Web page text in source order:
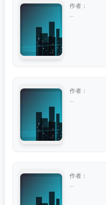
作者：
作者：
作者：